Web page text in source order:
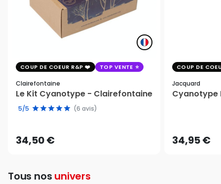
COUP DE COEUR R&P TOP VENTE
Clairefontaine
Le Kit Cyanotype - Clairefontaine
5/5 (6 avis)
34,50 €
COUP DE
Jacquard
Cyanotype
34,95 €
Tous nos univers